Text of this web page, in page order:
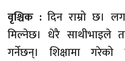
वृश्चिक : दिन राम्रो छ।
मिल्नेछ। धेरै साथीभाइले
गर्नेछन्। शिक्षामा